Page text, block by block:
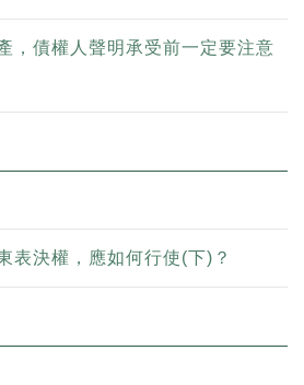
，債權人聲明承受前一定要注意
表決權，應如何行使(下)？